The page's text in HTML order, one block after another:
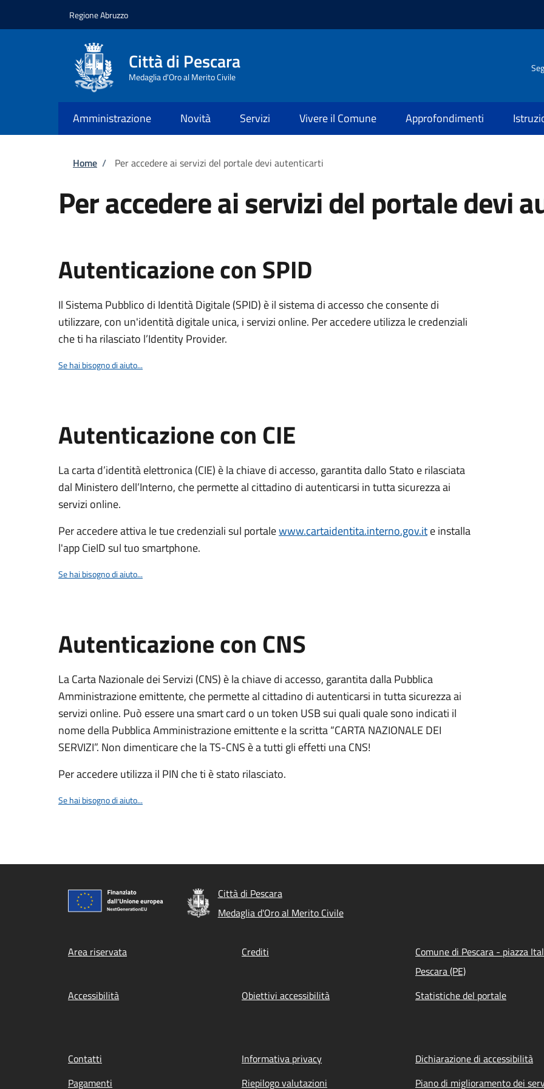
Regione Abruzzo
Città di Pescara
Medaglia d'Oro al Merito Civile
Amministrazione Novità Servizi Vivere il Comune Approfondimenti
Briciole di pane
Home / Per accedere ai servizi del portale devi autenticarti
Per accedere ai servizi del portale devi
Autenticazione con SPID
Il Sistema Pubblico di Identità Digitale (SPID) è il sistema di accesso che consente di
utilizzare, con un'identità digitale unica, i servizi online. Per accedere utilizza le credenziali
che ti ha rilasciato l’Identity Provider.
Se hai bisogno di aiuto...
Autenticazione con CIE
La carta d’identità elettronica (CIE) è la chiave di accesso, garantita dallo Stato e rilasciata
dal Ministero dell’Interno, che permette al cittadino di autenticarsi in tutta sicurezza ai
servizi online.
Per accedere attiva le tue credenziali sul portalewww.cartaidentita.interno.gov.ite installa
l'app CieID sul tuo smartphone.
Se hai bisogno di aiuto...
Autenticazione con CNS
La Carta Nazionale dei Servizi (CNS) è la chiave di accesso, garantita dalla Pubblica
Amministrazione emittente, che permette al cittadino di autenticarsi in tutta sicurezza ai
servizi online. Può essere una smart card o un token USB sui quali quale sono indicati il
nome della Pubblica Amministrazione emittente e la scritta “CARTA NAZIONALE DEI
SERVIZI”. Non dimenticare che la TS-CNS è a tutti gli effetti una CNS!
Per accedere utilizza il PIN che ti è stato rilasciato.
Se hai bisogno di aiuto...
Città di Pescara
Medaglia d'Oro al Merito Civile
Footer menu
Area riservata Crediti
Comune di Pescara - piazza
Pescara (PE)
Accessibilità Obiettivi accessibilità Statistiche del portale
Contatti
Informativa privacy Dichiarazione di accessibilità
Pagamenti
Riepilogo valutazioni Piano di miglioramento dei